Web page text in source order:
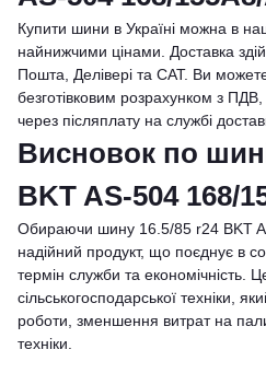
Купити шини в Україні можна в
найнижчими цінами. Доставка
Пошта, Делівері та САТ. Ви
безготівковим розрахунком з ПДВ,
через післяплату на службі
Висновок по
BKT AS-504 168/
Обираючи шину 16.5/85 r24 BKT
надійний продукт, що поєднує в
термін служби та економічність.
сільськогосподарської техніки,
роботи, зменшення витрат на
техніки.